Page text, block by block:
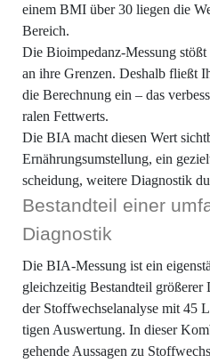
einem BMI über 30 lie­gen die
Bereich.
Die Bio­im­pe­danz-Mes­sung
an ihre Gren­zen. Des­halb fließt
die Berech­nung ein – das
ra­len Fettwerts.
Die BIA macht die­sen Wert
Ernäh­rungs­um­stel­lung, ein
schei­dung, wei­te­re Dia­gnos­tik
Bestand­teil einer
Diagnostik
Die BIA-Mes­sung ist ein
gleich­zei­tig Bestand­teil
der Stoff­wech­sel­ana­ly­se mit 45
ti­gen Aus­wer­tung. In die­ser
ge­hen­de Aus­sa­gen zu